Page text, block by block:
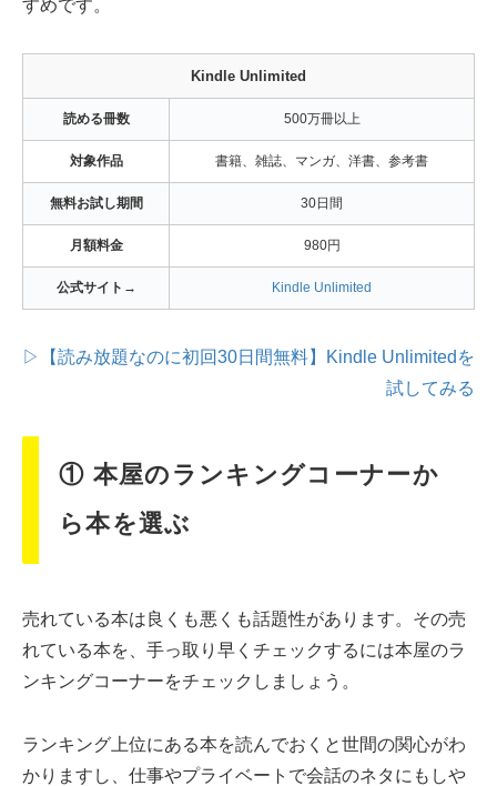
すめです。
Kindle Unlimited
読める冊数 500万冊以上
対象作品 書籍、雑誌、マンガ、洋書、参考書
無料お試し期間 30日間
月額料金 980円
公式サイト→ Kindle Unlimited
▷【読み放題なのに初回30日間無料】Kindle Unlimitedを
試してみる
① 本屋のランキングコーナーか
ら本を選ぶ
売れている本は良くも悪くも話題性があります。その売
れている本を、手っ取り早くチェックするには本屋のラ
ンキングコーナーをチェックしましょう。
ランキング上位にある本を読んでおくと世間の関心がわ
かりますし、仕事やプライベートで会話のネタにもしや